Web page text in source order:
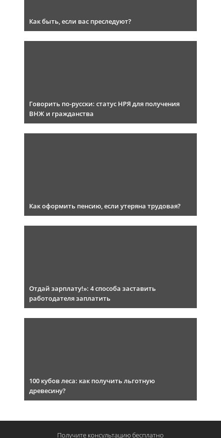
Как быть, если вас преследуют?
Говорить по-русски: статус НРЯ для получения
ВНЖ и гражданства
Как оформить пенсию, если утеряна трудовая?
Отдай зарплату!»: 4 способа заставить
работодателя заплатить
100 кубов леса: как получить льготную
древесину?
Получите консультациюбесплатно